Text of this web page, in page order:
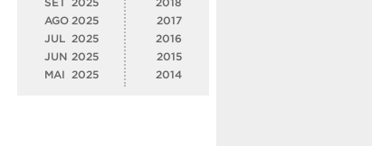
SET 2025
AGO 2025
JUL
2025
JUN 2025
MAI
2025
2018
2017
2016
2015
2014